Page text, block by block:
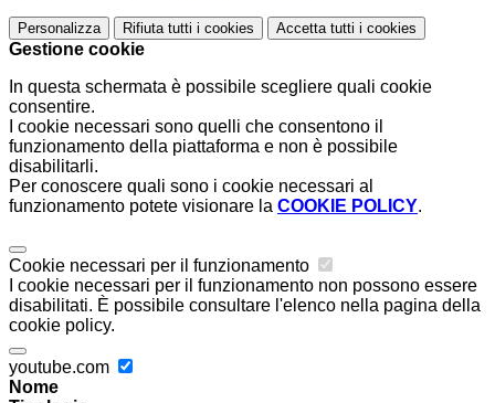
Personalizza Rifiuta tutti i cookies Accetta tutti i cookies
Gestione cookie
In questa schermata è possibile scegliere quali cookie
consentire.
I cookie necessari sono quelli che consentono il
funzionamento della piattaforma e non è possibile
disabilitarli.
Per conoscere quali sono i cookie necessari al
funzionamento potete visionare la COOKIE POLICY.
Cookie necessari per il funzionamento
I cookie necessari per il funzionamento non possono essere
disabilitati. È possibile consultare l'elenco nella pagina della
cookie policy.
youtube.com
Nome